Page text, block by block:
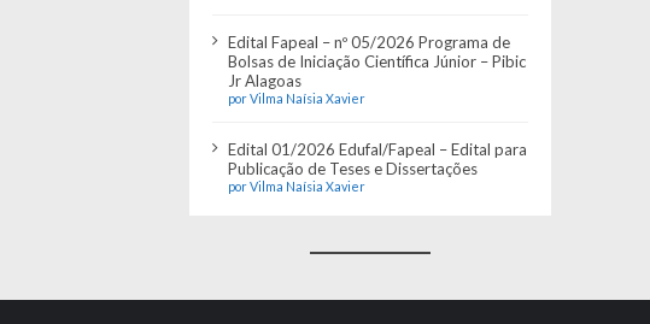
Edital Fapeal – nº 05/2026 Programa de
Bolsas de Iniciação Científica Júnior – Pibic
Jr Alagoas
por Vilma Naísia Xavier
Edital 01/2026 Edufal/Fapeal – Edital para
Publicação de Teses e Dissertações
por Vilma Naísia Xavier